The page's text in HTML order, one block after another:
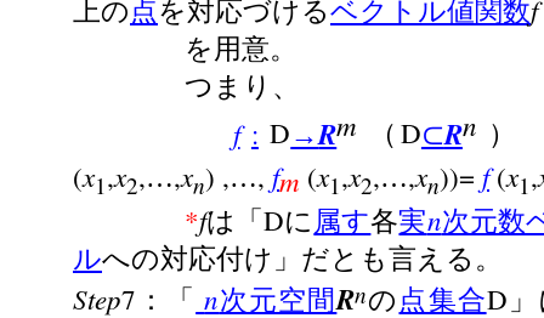
上の点を対応づけるベクトル値関数f
を用意。
つまり、
f : D→Rm （ D⊂Rn ）
(x1 ,x2,…,xn) ,…, fm (x1 ,x2,…,xn))= f(x1 ,
*fは「Dに 属す各実n次元数
ルへの対応付け」だとも言える。
Step7 ：「 n次元空間Rnの 点集合D